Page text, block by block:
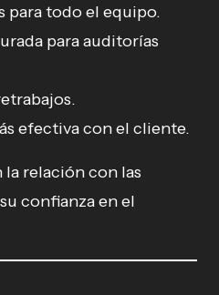
para todo el equipo.
para auditorías
efectiva con el cliente.
la relación con las
confianza en el